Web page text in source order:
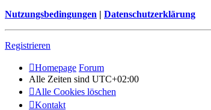
Nutzungsbedingungen | Datenschutzerklärung
Registrieren
Homepage Forum
Alle Zeiten sind UTC+02:00
Alle Cookies löschen
Kontakt